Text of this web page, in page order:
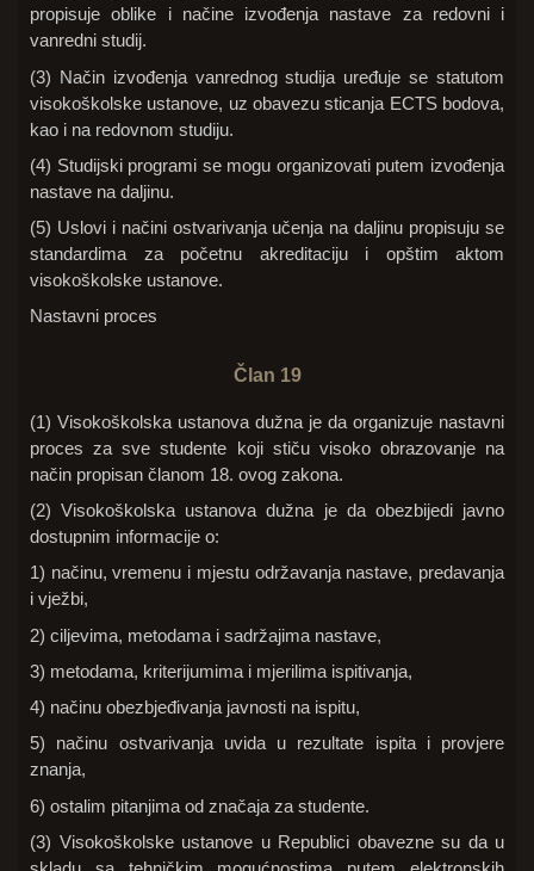
propisuje oblike i načine izvođenja nastave za redovni i
vanredni studij.
(3) Način izvođenja vanrednog studija uređuje se statutom
visokoškolske ustanove, uz obavezu sticanja ECTS bodova,
kao i na redovnom studiju.
(4) Studijski programi se mogu organizovati putem izvođenja
nastave na daljinu.
(5) Uslovi i načini ostvarivanja učenja na daljinu propisuju se
standardima za početnu akreditaciju i opštim aktom
visokoškolske ustanove.
Nastavni proces
Član 19
(1) Visokoškolska ustanova dužna je da organizuje nastavni
proces za sve studente koji stiču visoko obrazovanje na
način propisan članom 18. ovog zakona.
(2) Visokoškolska ustanova dužna je da obezbijedi javno
dostupnim informacije o:
1) načinu, vremenu i mjestu održavanja nastave, predavanja
i vježbi,
2) ciljevima, metodama i sadržajima nastave,
3) metodama, kriterijumima i mjerilima ispitivanja,
4) načinu obezbjeđivanja javnosti na ispitu,
5) načinu ostvarivanja uvida u rezultate ispita i provjere
znanja,
6) ostalim pitanjima od značaja za studente.
(3) Visokoškolske ustanove u Republici obavezne su da u